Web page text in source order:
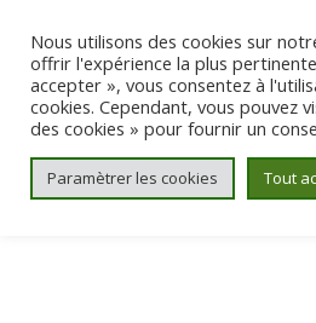
Aller au contenu
Nous utilisons des cookies sur
offrir l'expérience la plus
accepter », vous consentez à
cookies. Cependant, vous pouvez
des cookies » pour fournir un
Paramètrer les cookies Tout